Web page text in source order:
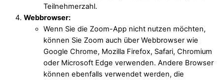
Teilnehmerzahl.
Webbrowser:
Wenn Sie die Zoom-App nicht nutzen möchten,
können Sie Zoom auch über Webbrowser wie
Google Chrome, Mozilla Firefox, Safari, Chromium
oder Microsoft Edge verwenden. Andere Browser
können ebenfalls verwendet werden, die